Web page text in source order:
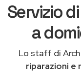
Servizio
a
Lo staff di
riparazioni e